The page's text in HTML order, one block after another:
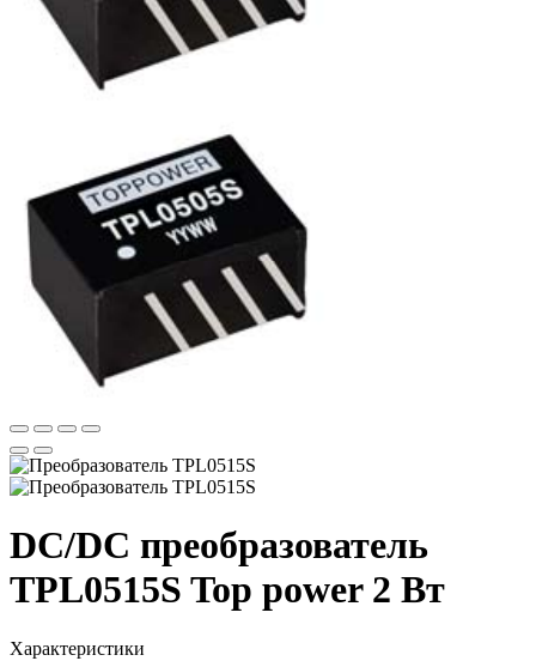
DC/DC преобразователь
TPL0515S Top power 2 Вт
Характеристики